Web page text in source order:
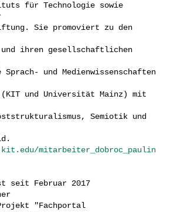
für Technologie sowie
Sie promoviert zu den
und ihren gesellschaftlichen
und Medienwissenschaften
(KIT und Universität Mainz) mit
Semiotik und
mitarbeiter_dobroc_paulin
seit Februar 2017
"Fachportal